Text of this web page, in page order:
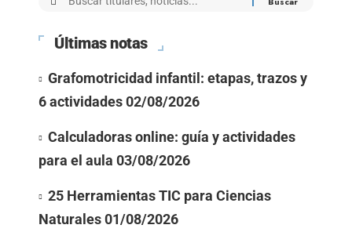
Últimas notas
Grafomotricidad infantil: etapas, trazos y
6 actividades02/08/2026
Calculadoras online: guía y actividades
para el aula 03/08/2026
25 Herramientas TIC para Ciencias
Naturales01/08/2026